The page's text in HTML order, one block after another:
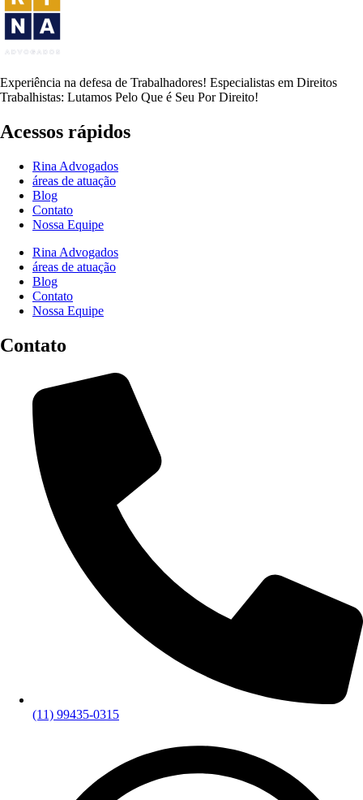
Experiência na defesa de Trabalhadores! Especialistas em Direitos
Trabalhistas: Lutamos Pelo Que é Seu Por Direito!
Acessos rápidos
Rina Advogados
áreas de atuação
Blog
Contato
Nossa Equipe
Rina Advogados
áreas de atuação
Blog
Contato
Nossa Equipe
Contato
(11) 99435-0315